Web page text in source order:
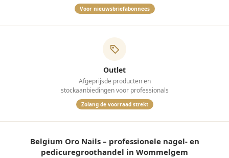
Voor nieuwsbriefabonnees
Outlet
Afgeprijsde producten en
stockaanbiedingen voor professionals
Zolang de voorraad strekt
Belgium Oro Nails – professionele nagel- en
pedicuregroothandel in Wommelgem